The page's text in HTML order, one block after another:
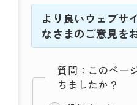
より良いウェブサ
なさまのご意見を
質問：このペー
ちましたか？